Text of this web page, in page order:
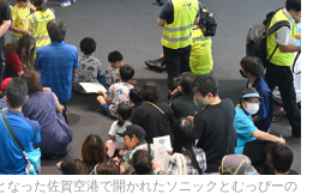
なった佐賀空港で開かれたソニックとむっぴーの